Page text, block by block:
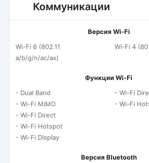
Коммуникации
Версия Wi-Fi
Wi-Fi 6 (802.11
a/b/g/n/ac/ax)
Wi-Fi 4
Функции Wi-Fi
- Dual Band
- Wi-Fi MiMO
- Wi-Fi Direct
- Wi-Fi Hotspot
- Wi-Fi Display
- Wi-Fi
- Wi-Fi
Версия Bluetooth